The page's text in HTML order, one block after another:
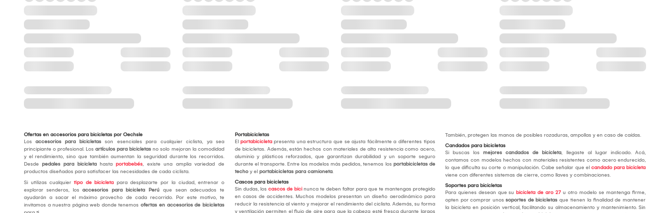
Ofertas en accesorios para bicicletas por Oechsle
Los accesorios para bicicletas son esenciales para cualquier ciclista, ya sea
principiante o profesional. Los artículos para bicicletas no solo mejoran la comodidad
y el rendimiento, sino que también aumentan la seguridad durante los recorridos.
Desde pedales para bicicleta hasta portabebés, existe una amplia variedad de
productos diseñados para satisfacer las necesidades de cada ciclista.
Si utilizas cualquier tipo de bicicleta para desplazarte por la ciudad, entrenar o
explorar senderos, los accesorios para bicicleta Perú que sean adecuados te
ayudarán a sacar el máximo provecho de cada recorrido. Por este motivo, te
invitamos a nuestra página web donde tenemos ofertas en accesorios de bicicletas
Portabicicletas
El portabicicletapresenta una estructura que se ajusta fácilmente a diferentes tipos
de bicicletas. Además, están hechos con materiales de alta resistencia como acero,
aluminio y plásticos reforzados, que garantizan durabilidad y un soporte seguro
durante el transporte. Entre los modelos más pedidos, tenemos los portabicicletas de
techoy el portabicicletas para camioneta.
Cascos para bicicletas
Sin dudas, loscascos de bicinunca te deben faltar para que te mantengas protegido
en casos de accidentes. Muchos modelos presentan un diseño aerodinámico para
reducir la resistencia al viento y mejorar el rendimiento del ciclista. Además, su forma
y ventilación permiten el flujo de aire para que la cabeza esté fresca durante largos
También, protegen las manos de posibles rozaduras, ampollas y en caso de caídas.
Candados para bicicletas
Si buscas losmejores candados de bicicleta, llegaste al lugar indicado. Acá,
contamos con modelos hechos con materiales resistentes como acero endurecido,
lo que dificulta su corte o manipulación. Cabe señalar que elcandado para bicicleta
viene con diferentes sistemas de cierre, como llaves y combinaciones.
Soportes para bicicletas
Para quienes desean que su bicicleta de aro 27 u otro modelo se mantenga firme,
opten por comprar unossoportes de bicicletas que tienen la finalidad de mantener
la bicicleta en posición vertical, facilitando su almacenamiento y mantenimiento. Sin